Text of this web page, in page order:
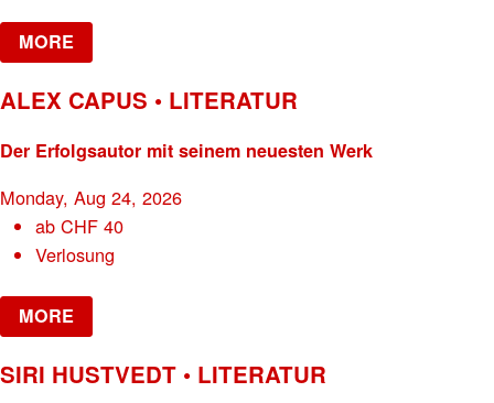
MORE
ALEX CAPUS • LITERATUR
Der Erfolgsautor mit seinem neuesten Werk
Monday, Aug 24, 2026
abCHF 40
Verlosung
MORE
SIRI HUSTVEDT • LITERATUR